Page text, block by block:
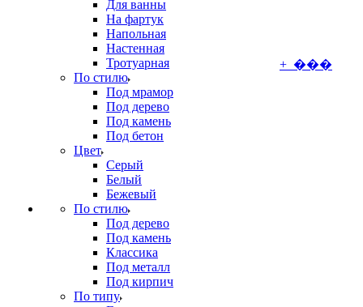
Для ванны
На фартук
Напольная
Настенная
Тротуарная
По стилю
Под мрамор
Под дерево
Под камень
Под бетон
Цвет
Серый
Белый
Бежевый
По стилю
Под дерево
Под камень
Классика
Под металл
Под кирпич
По типу
+ ���